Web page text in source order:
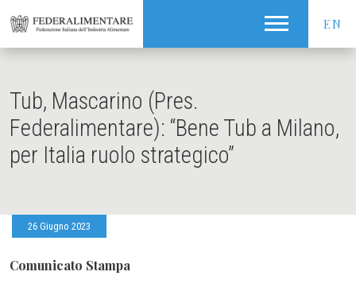
EN
Tub, Mascarino (Pres.
Federalimentare): “Bene Tub a Milano,
per Italia ruolo strategico”
26 Giugno 2023
Comunicato Stampa